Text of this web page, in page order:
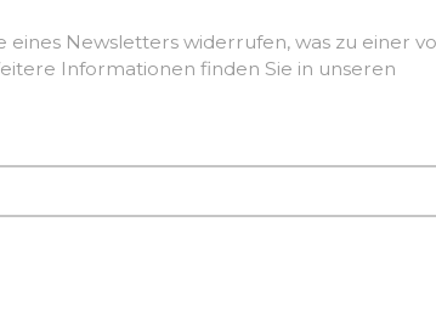
eines Newsletters widerrufen, was zu einer
der erhobenen Nutzerdaten führt. Weitere Informationen finden Sie in unseren